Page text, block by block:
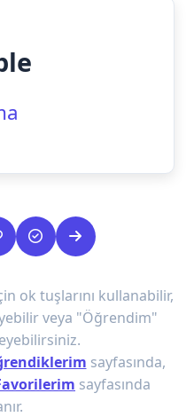
ok tuşlarını kullanabilir,
veya "Öğrendim"
sayfasında,
sayfasında